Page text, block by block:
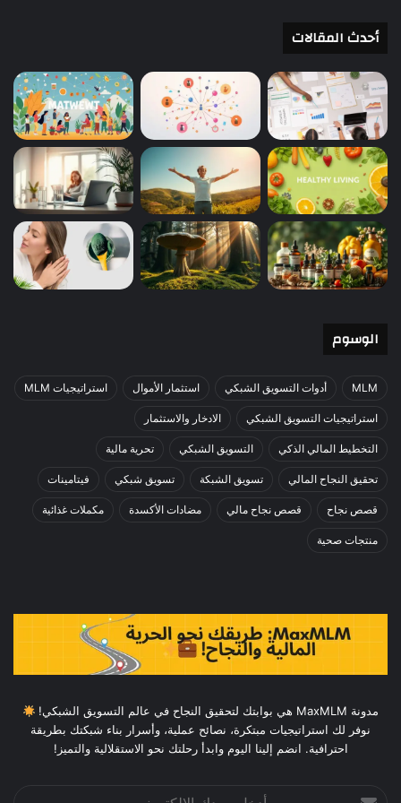
أحدث المقالات
الوسوم
MLM أدوات التسويق الشبكي استثمار الأموال استراتيجيات MLM
استراتيجيات التسويق الشبكي الادخار والاستثمار
التخطيط المالي الذكي التسويق الشبكي تحرية مالية
تحقيق النجاح المالي تسويق الشبكة تسويق شبكي فيتامينات
قصص نجاح قصص نجاح مالي مضادات الأكسدة مكملات غذائية
منتجات صحية
مدونة MaxMLM هي بوابتك لتحقيق النجاح في عالم التسويق الشبكي!
نوفر لك استراتيجيات مبتكرة، نصائح عملية، وأسرار بناء شبكتك بطريقة
احترافية. انضم إلينا اليوم وابدأ رحلتك نحو الاستقلالية والتميز!
أدخل